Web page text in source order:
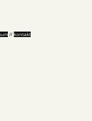
// kontakt